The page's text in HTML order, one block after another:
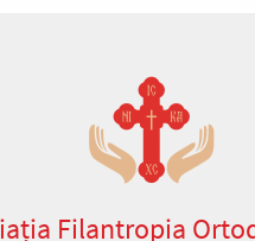
Filantropia